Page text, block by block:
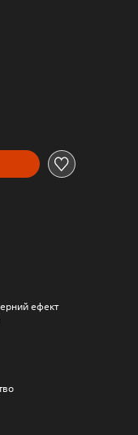
ефект